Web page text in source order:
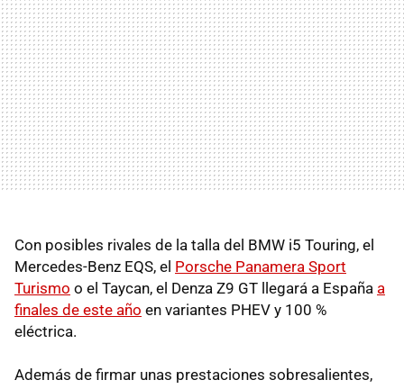
Con posibles rivales de la talla del BMW i5 Touring, el
Mercedes-Benz EQS, el Porsche Panamera Sport
Turismo o el Taycan, el Denza Z9 GT llegará a España a
finales de este año en variantes PHEV y 100 %
eléctrica.
Además de firmar unas prestaciones sobresalientes,